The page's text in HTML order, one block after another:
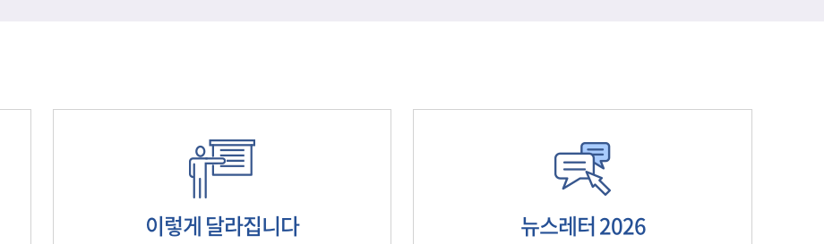
이렇게 달라집니다 뉴스레터 2026